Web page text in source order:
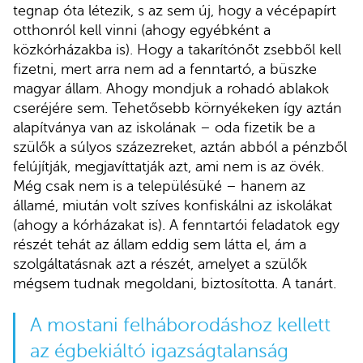
tegnap óta létezik, s az sem új, hogy a vécépapírt
otthonról kell vinni (ahogy egyébként a
közkórházakba is). Hogy a takarítónőt zsebből kell
fizetni, mert arra nem ad a fenntartó, a büszke
magyar állam. Ahogy mondjuk a rohadó ablakok
cseréjére sem. Tehetősebb környékeken így aztán
alapítványa van az iskolának – oda fizetik be a
szülők a súlyos százezreket, aztán abból a pénzből
felújítják, megjavíttatják azt, ami nem is az övék.
Még csak nem is a településüké – hanem az
államé, miután volt szíves konfiskálni az iskolákat
(ahogy a kórházakat is). A fenntartói feladatok egy
részét tehát az állam eddig sem látta el, ám a
szolgáltatásnak azt a részét, amelyet a szülők
mégsem tudnak megoldani, biztosította. A tanárt.
A mostani felháborodáshoz kellett
az égbekiáltó igazságtalanság